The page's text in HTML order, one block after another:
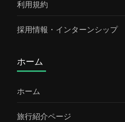
ロブドゥール遺跡 , プラン
ョグジャカルタ ツアー, ジ
利用規約
採用情報・インターンシップ
ホーム
ホーム
旅行紹介ページ